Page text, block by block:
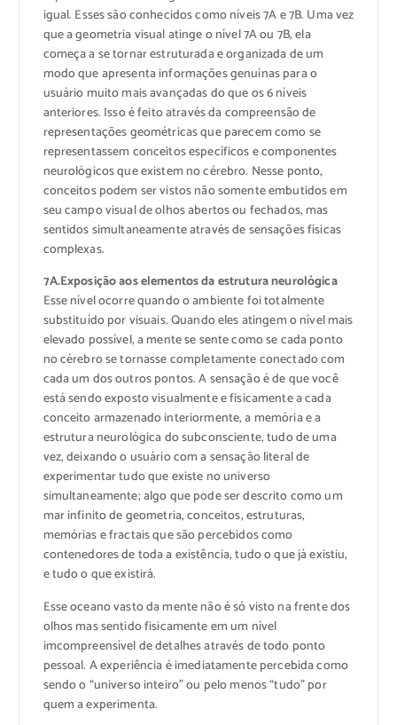
igual. Esses são conhecidos como níveis 7A e 7B. Uma vez
que a geometria visual atinge o nível 7A ou 7B, ela
começa a se tornar estruturada e organizada de um
modo que apresenta informações genuínas para o
usuário muito mais avançadas do que os 6 níveis
anteriores. Isso é feito através da compreensão de
representações geométricas que parecem como se
representassem conceitos específicos e componentes
neurológicos que existem no cérebro. Nesse ponto,
conceitos podem ser vistos não somente embutidos em
seu campo visual de olhos abertos ou fechados, mas
sentidos simultaneamente através de sensações físicas
complexas.
7A.Exposição aos elementos da estrutura neurológica
Esse nível ocorre quando o ambiente foi totalmente
substituído por visuais. Quando eles atingem o nível mais
elevado possível, a mente se sente como se cada ponto
no cérebro se tornasse completamente conectado com
cada um dos outros pontos. A sensação é de que você
está sendo exposto visualmente e fisicamente a cada
conceito armazenado interiormente, a memória e a
estrutura neurológica do subconsciente, tudo de uma
vez, deixando o usuário com a sensação literal de
experimentar tudo que existe no universo
simultaneamente; algo que pode ser descrito como um
mar infinito de geometria, conceitos, estruturas,
memórias e fractais que são percebidos como
contenedores de toda a existência, tudo o que já existiu,
e tudo o que existirá.
Esse oceano vasto da mente não é só visto na frente dos
olhos mas sentido fisicamente em um nível
imcompreensível de detalhes através de todo ponto
pessoal. A experiência é imediatamente percebida como
sendo o “universo inteiro” ou pelo menos “tudo” por
quem a experimenta.